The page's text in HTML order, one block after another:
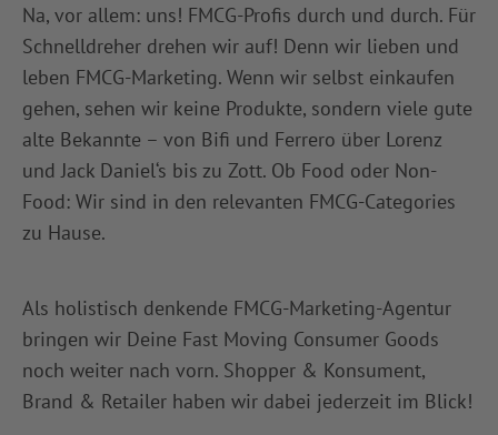
Na, vor allem: uns! FMCG-Profis durch und durch. Für
Schnelldreher drehen wir auf! Denn wir lieben und
leben FMCG-Marketing. Wenn wir selbst einkaufen
gehen, sehen wir keine Produkte, sondern viele gute
alte Bekannte – von Bifi und Ferrero über Lorenz
und Jack Daniel‘s bis zu Zott. Ob Food oder Non-
Food: Wir sind in den relevanten FMCG-Categories
zu Hause.
Als holistisch denkende FMCG-Marketing-Agentur
bringen wir Deine Fast Moving Consumer Goods
noch weiter nach vorn. Shopper & Konsument,
Brand & Retailer haben wir dabei jederzeit im Blick!